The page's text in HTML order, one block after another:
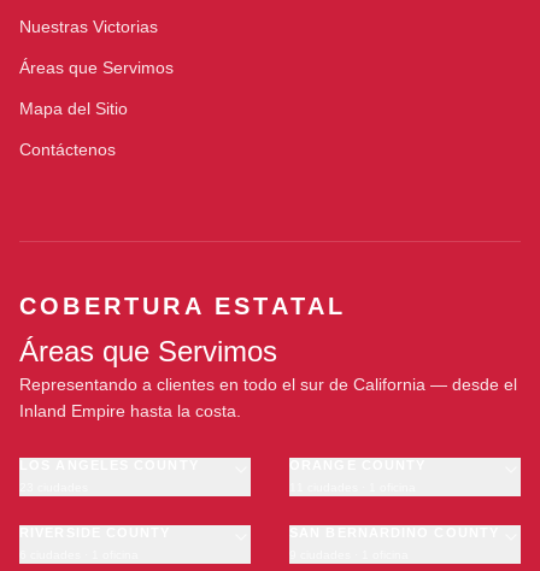
Nuestras Victorias
Áreas que Servimos
Mapa del Sitio
Contáctenos
COBERTURA ESTATAL
Áreas que Servimos
Representando a clientes en todo el sur de California — desde el
Inland Empire hasta la costa.
Glendale
Irvine